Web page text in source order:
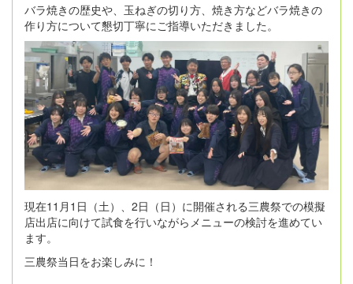
バラ焼きの歴史や、玉ねぎの切り方、焼き方などバラ焼きの
作り方について懇切丁寧にご指導いただきました。
現在11月1日（土）、2日（日）に開催される三農祭での模擬
店出店に向けて試食を行いながらメニューの検討を進めてい
ます。
三農祭当日をお楽しみに！